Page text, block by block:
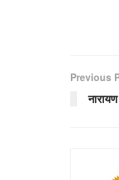
Previous